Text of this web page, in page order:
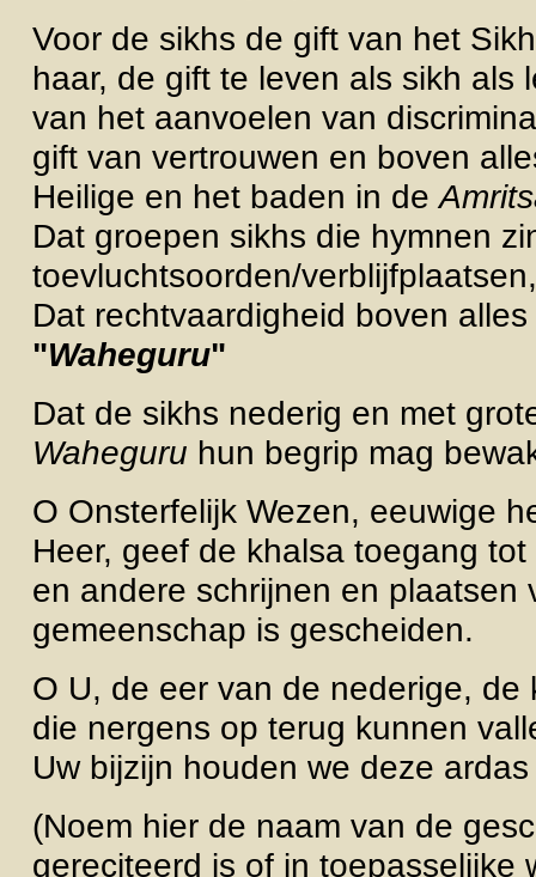
Voor de sikhs de gift van het
haar, de gift te leven als sikh als
van het aanvoelen van
gift van vertrouwen en boven
Heilige en het baden in de
Dat groepen sikhs die hymnen
toevluchtsoorden/
Dat rechtvaardigheid boven
"Waheguru"
Dat de sikhs nederig en met
Waheguru hun begrip mag
O Onsterfelijk Wezen, eeuwige
Heer, geef de khalsa toegang
en andere schrijnen en plaatsen
gemeenschap is gescheiden.
O U, de eer van de nederige,
die nergens op terug kunnen
Uw bijzijn houden we deze
(Noem hier de naam van de
gereciteerd is of in toepasselijke